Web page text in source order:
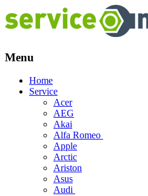
Menu
Skip
Home
Service
Acer
AEG
Akai
Alfa Romeo
Apple
Arctic
Ariston
Asus
Audi